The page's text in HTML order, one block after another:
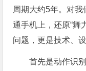
周期大约5年。对
通手机上，还原“
问题，更是技术、
首先是动作识